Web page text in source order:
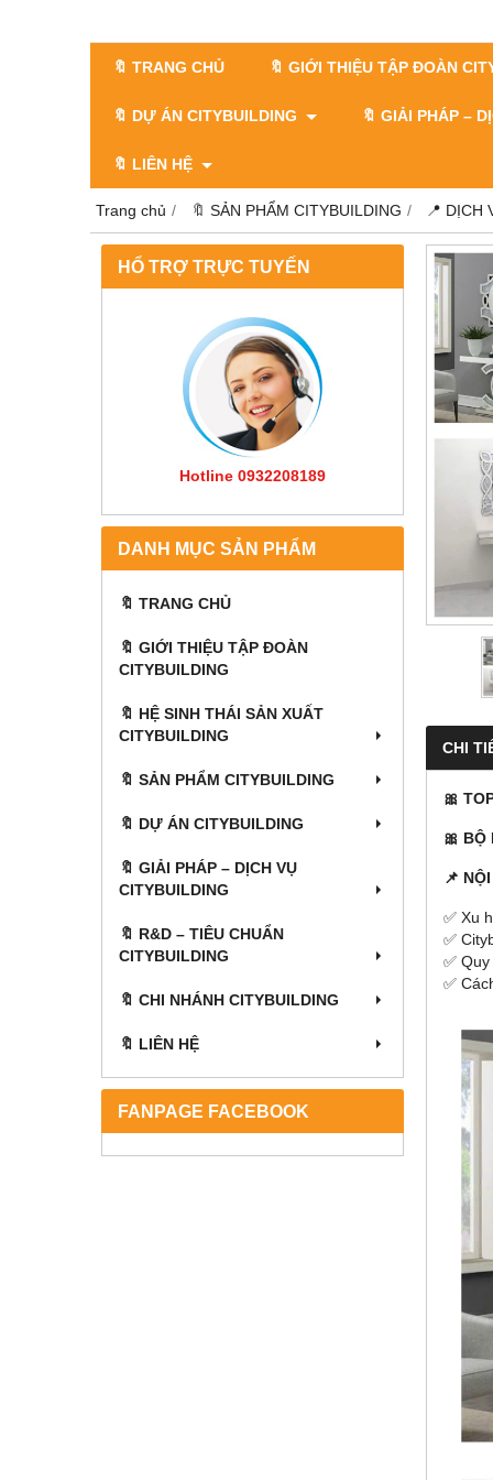
🔖 TRANG CHỦ 🔖 GIỚI THIỆU TẬP ĐOÀN
🔖 DỰ ÁN CITYBUILDING 🔖 GIẢI PHÁP –
🔖 LIÊN HỆ
Trang chủ 🔖 SẢN PHẨM CITYBUILDING 📍 DỊCH
HỔ TRỢ TRỰC TUYẾN
Hotline 0932208189
DANH MỤC SẢN PHẨM
🔖 TRANG CHỦ
🔖 GIỚI THIỆU TẬP ĐOÀN
CITYBUILDING
🔖 HỆ SINH THÁI SẢN XUẤT
CITYBUILDING
🔖 SẢN PHẨM CITYBUILDING
🔖 DỰ ÁN CITYBUILDING
🔖 GIẢI PHÁP – DỊCH VỤ
CITYBUILDING
🔖​​​​​​​ R&D – TIÊU CHUẨN
CITYBUILDING
🔖 CHI NHÁNH CITYBUILDING
🔖 LIÊN HỆ
FANPAGE FACEBOOK
CHI
🎀
🎀 BỘ
📌
✅ Xu
✅
✅
✅